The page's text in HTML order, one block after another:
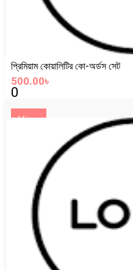
প্রিমিয়াম কোয়ালিটির কো-অর্ডস সেট
500.00৳
0
View